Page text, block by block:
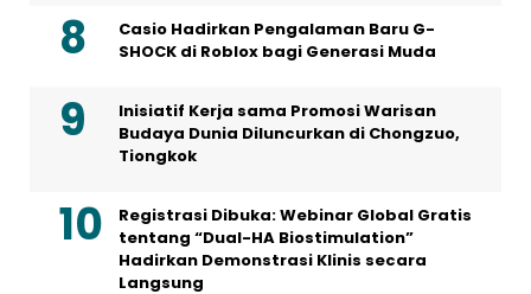
Casio Hadirkan Pengalaman Baru G-
SHOCK di Roblox bagi Generasi Muda
Inisiatif Kerja sama Promosi Warisan
Budaya Dunia Diluncurkan di Chongzuo,
Tiongkok
Registrasi Dibuka: Webinar Global Gratis
tentang “Dual-HA Biostimulation”
Hadirkan Demonstrasi Klinis secara
Langsung